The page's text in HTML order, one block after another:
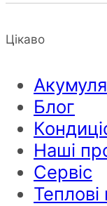
Цікаво
Блог
Наші
Сервіс
Теплові